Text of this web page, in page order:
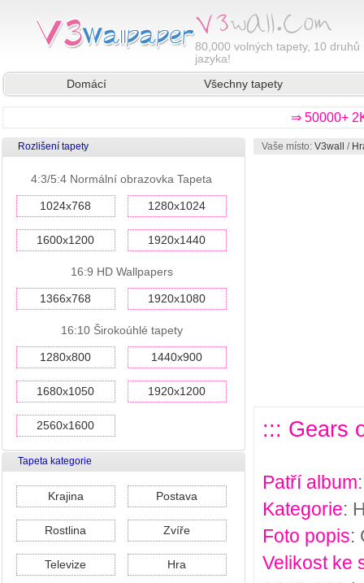
80,000 volných tapety, 10 druhů
jazyka!
Domácí
Všechny tapety
⇒ 50000+
Rozlišení tapety
4:3/5:4 Normální obrazovka Tapeta
1024x768 1280x1024
1600x1200 1920x1440
16:9 HD Wallpapers
1366x768 1920x1080
16:10 Širokoúhlé tapety
1280x800 1440x900
1680x1050 1920x1200
2560x1600
Tapeta kategorie
Krajina Postava
Rostlina Zvíře
Televize Hra
Vaše místo: V3wall /
::: Gears
Patří album
Kategorie:
Foto popis:
Velikost ke